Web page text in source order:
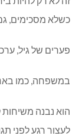
כשלא מסכימים,
פערים של גיל,
במשפחה, כמו
הוא נבנה
לעצור רגע לפני